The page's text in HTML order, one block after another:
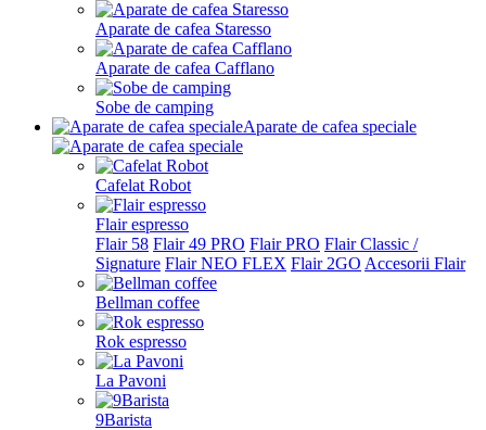
Aparate de cafea Staresso
Aparate de cafea Cafflano
Sobe de camping
Aparate de cafea speciale
Cafelat Robot
Flair espresso
Flair 58 Flair 49 PRO Flair PRO Flair Classic /
Signature Flair NEO FLEX Flair 2GO Accesorii Flair
Bellman coffee
Rok espresso
La Pavoni
9Barista